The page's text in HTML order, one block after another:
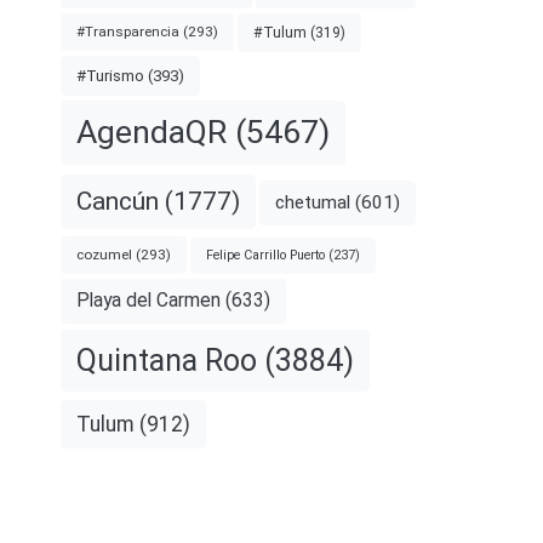
#Transparencia (293) #Tulum (319)
#Turismo (393)
AgendaQR (5467)
Cancún (1777) chetumal (601)
cozumel (293) Felipe Carrillo Puerto (237)
Playa del Carmen (633)
Quintana Roo (3884)
Tulum (912)